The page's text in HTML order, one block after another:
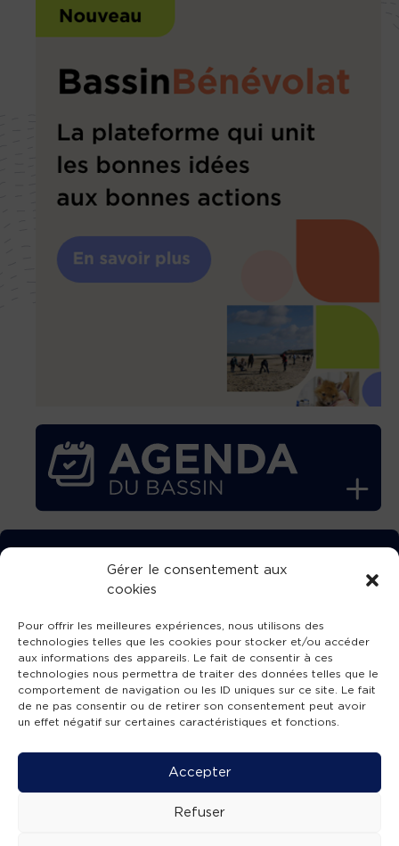
Gérer le consentement aux
cookies
Pour offrir les meilleures expériences, nous utilisons des
technologies telles que les cookies pour stocker et/ou accéder
aux informations des appareils. Le fait de consentir à ces
technologies nous permettra de traiter des données telles que le
comportement de navigation ou les ID uniques sur ce site. Le fait
de ne pas consentir ou de retirer son consentement peut avoir
un effet négatif sur certaines caractéristiques et fonctions.
Accepter
Refuser
TÉLÉCHARGEZ GRATUITEMENT
L’APPLICATION TVBA !
SUIVEZ-NOUS !
Mentions légales -Accessibilité